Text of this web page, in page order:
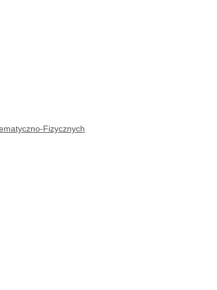
Fizycznych